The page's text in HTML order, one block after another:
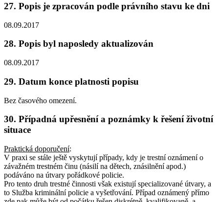
27. Popis je zpracován podle právního stavu ke dni
08.09.2017
28. Popis byl naposledy aktualizován
08.09.2017
29. Datum konce platnosti popisu
Bez časového omezení.
30. Případná upřesnění a poznámky k řešení životní
situace
Praktická doporučení:
V praxi se stále ještě vyskytují případy, kdy je trestní oznámení o
závažném trestném činu (násilí na dětech, znásilnění apod.)
podáváno na útvary pořádkové policie.
Pro tento druh trestné činnosti však existují specializované útvary, a
to Služba kriminální policie a vyšetřování. Případ oznámený přímo